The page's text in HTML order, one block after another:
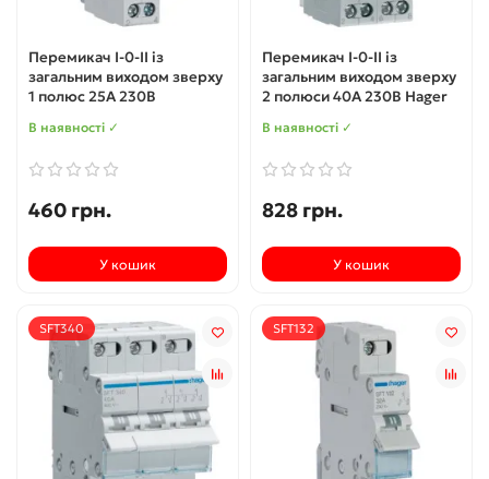
Перемикач I-0-II із
загальним виходом зверху
1 полюс 25А 230В
В наявності ✓
460 грн.
У кошик
Перемикач I-0-II із
загальним виходом зверху
2 полюси 40А 230В Hager
В наявності ✓
828 грн.
У кошик
SFT340 SFT132